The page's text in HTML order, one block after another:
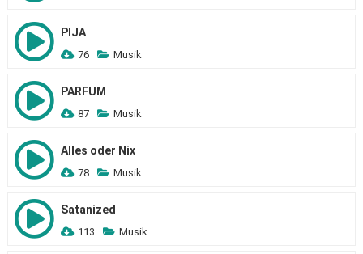
PIJA
76 Musik
PARFUM
87 Musik
Alles oder Nix
78 Musik
Satanized
113 Musik